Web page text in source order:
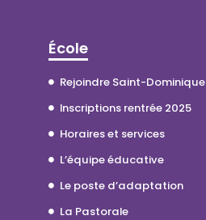
École
Rejoindre Saint-Dominique
Inscriptions rentrée 2025
Horaires et services
L’équipe éducative
Le poste d’adaptation
La Pastorale